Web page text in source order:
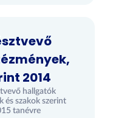
2014
hallgatók
és szakok szerint
tanévre